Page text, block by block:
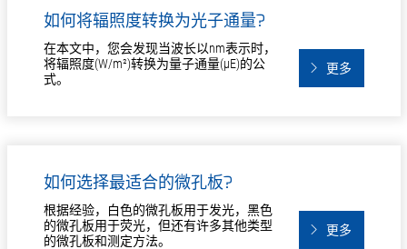
如何将辐照度转换为光子通量?
在本文中，您会发现当波长以nm表示时，
将辐照度(W/m²)转换为量子通量(µE)的公
式。
更多
如何选择最适合的微孔板?
根据经验，白色的微孔板用于发光，黑色
的微孔板用于荧光，但还有许多其他类型
的微孔板和测定方法。
更多